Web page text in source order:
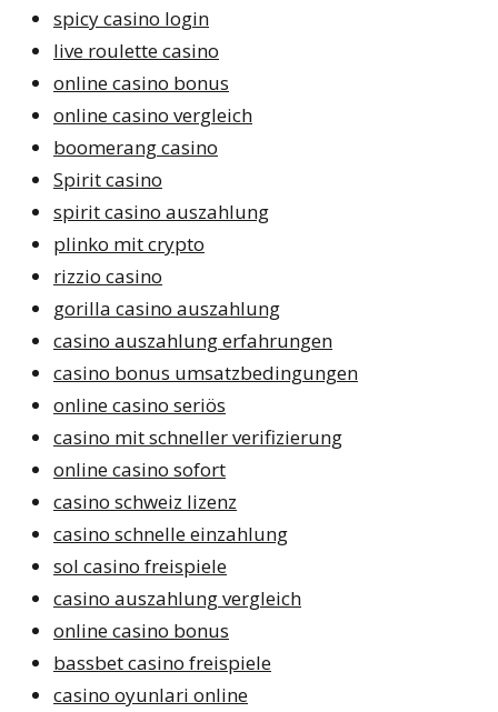
spicy casino login
live roulette casino
online casino bonus
online casino vergleich
boomerang casino
Spirit casino
spirit casino auszahlung
plinko mit crypto
rizzio casino
gorilla casino auszahlung
casino auszahlung erfahrungen
casino bonus umsatzbedingungen
online casino seriös
casino mit schneller verifizierung
online casino sofort
casino schweiz lizenz
casino schnelle einzahlung
sol casino freispiele
casino auszahlung vergleich
online casino bonus
bassbet casino freispiele
casino oyunlari online